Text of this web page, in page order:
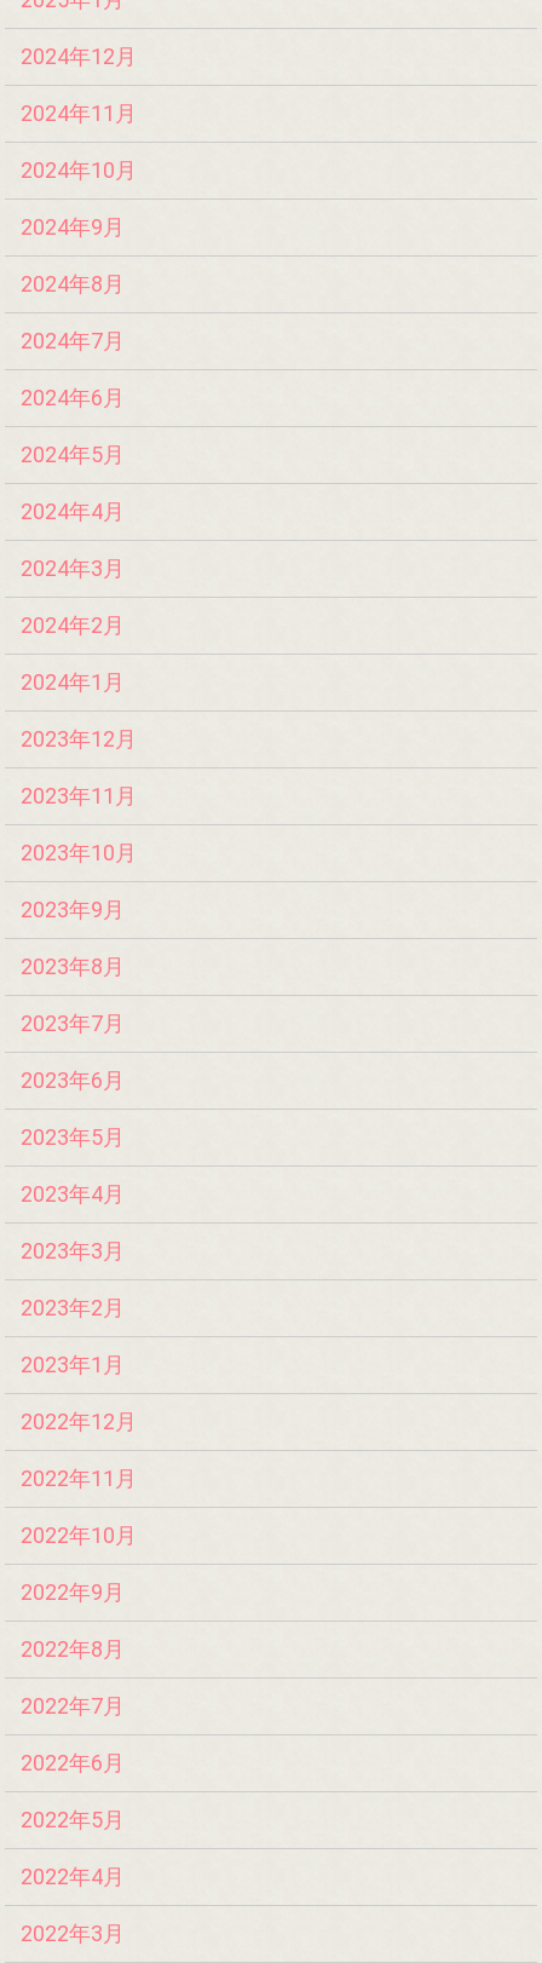
2024年12月
2024年11月
2024年10月
2024年9月
2024年8月
2024年7月
2024年6月
2024年5月
2024年4月
2024年3月
2024年2月
2024年1月
2023年12月
2023年11月
2023年10月
2023年9月
2023年8月
2023年7月
2023年6月
2023年5月
2023年4月
2023年3月
2023年2月
2023年1月
2022年12月
2022年11月
2022年10月
2022年9月
2022年8月
2022年7月
2022年6月
2022年5月
2022年4月
2022年3月